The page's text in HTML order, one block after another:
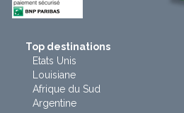
Top destinations
Etats Unis
Louisiane
Afrique du Sud
Argentine